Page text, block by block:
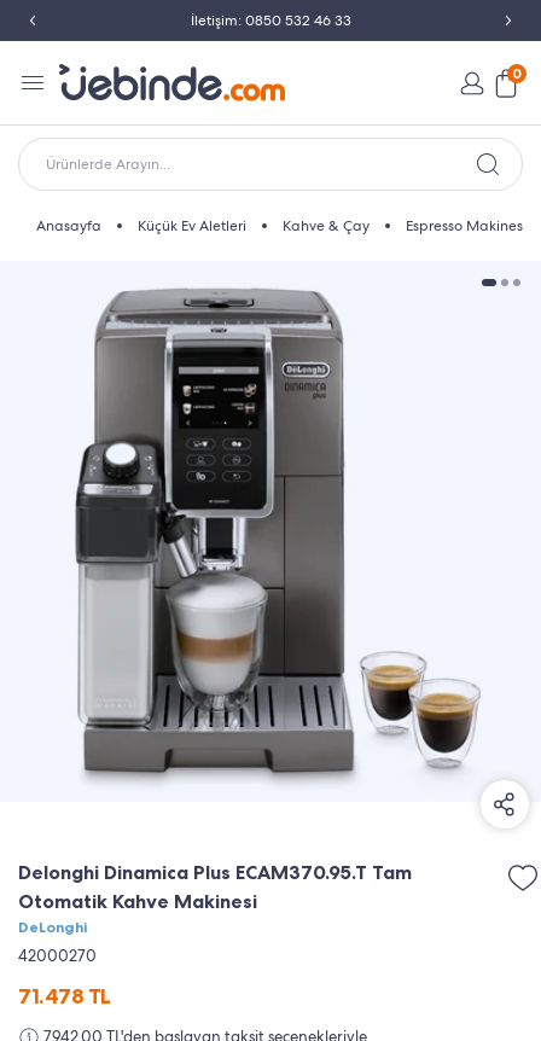
İletişim: 0850 532 46 33
0
Ürünlerde Arayın...
Anasayfa Küçük Ev Aletleri Kahve & Çay Espresso Makinesi
Delonghi Dinamica Plus ECAM370.95.T Tam
Otomatik Kahve Makinesi
DeLonghi
42000270
71.478 TL
7942,00 TL'den başlayan taksit seçenekleriyle